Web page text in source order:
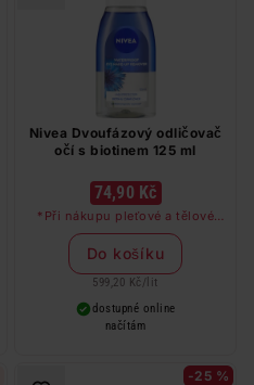
Nivea Dvoufázový odličovač
očí s biotinem 125 ml
74,90 Kč
*Při nákupu pleťové a tělové
péče značky Nivea a Labello v
hodnotě nad 249 Kč dostanete
odličovač očí zdarma
Do košíku
599,20 Kč / lit
dostupné online
načítám
-25 %